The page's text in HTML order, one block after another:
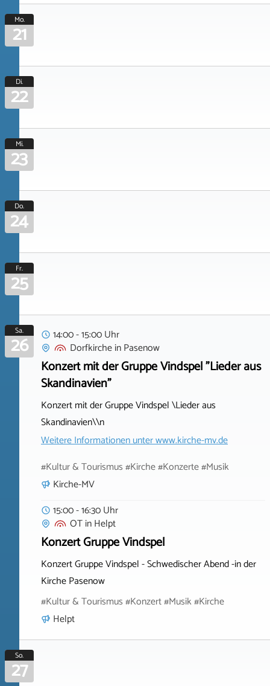
Mo.
21
Di.
22
Mi.
23
Do.
24
Fr.
25
Sa.
26
14:00 - 15:00 Uhr
DorfkircheinPasenow
Konzert mit der Gruppe Vindspel "Lieder aus
Skandinavien"
Konzert mit der Gruppe Vindspel \Lieder aus
Skandinavien\\n
Weitere Informationen unterwww.kirche-mv.de
#Kultur & Tourismus #Kirche #Konzerte #Musik
Kirche-MV
15:00 - 16:30 Uhr
OTinHelpt
Konzert Gruppe Vindspel
Konzert Gruppe Vindspel - Schwedischer Abend -in der
Kirche Pasenow
#Kultur & Tourismus #Konzert #Musik #Kirche
Helpt
So.
27